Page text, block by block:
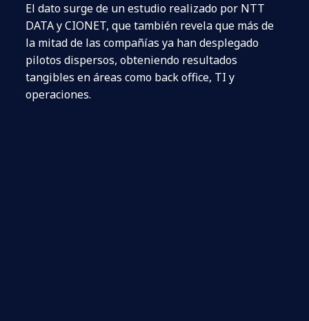
El dato surge de un estudio realizado por NTT
DATA y CIONET, que también revela que más de
la mitad de las compañías ya han desplegado
pilotos dispersos, obteniendo resultados
tangibles en áreas como back office, TI y
operaciones.